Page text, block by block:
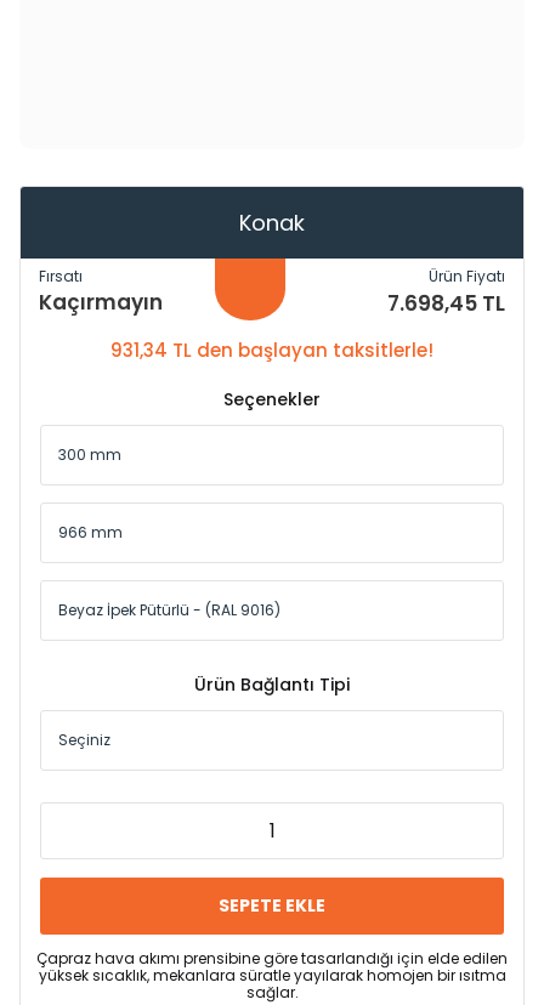
Konak
Fırsatı
Kaçırmayın
Ürün Fiyatı
7.698,45 TL
931,34 TL den başlayan taksitlerle!
Seçenekler
Ürün Bağlantı Tipi
SEPETE EKLE
Çapraz hava akımı prensibine göre tasarlandığı için elde edilen
yüksek sıcaklık, mekanlara süratle yayılarak homojen bir ısıtma
sağlar.